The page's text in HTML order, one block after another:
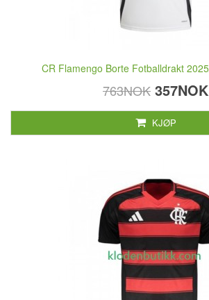
CR Flamengo Borte Fotballdrakt
763NOK 357NOK
KJØP